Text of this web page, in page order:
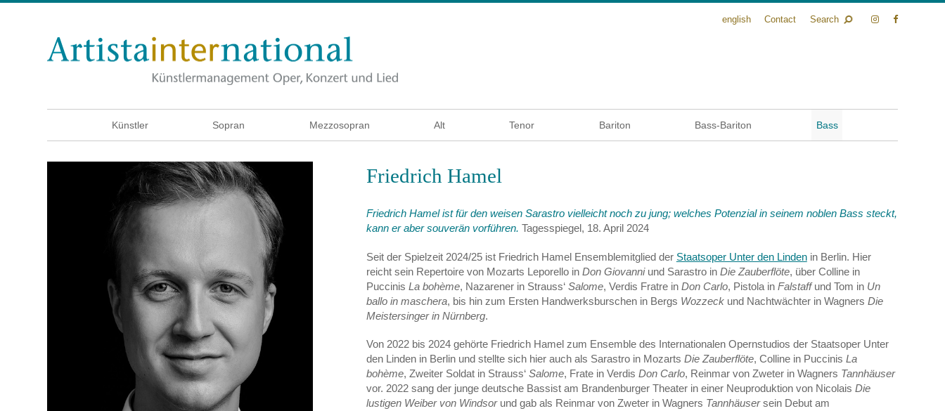
english Contact Search
Künstler Sopran Mezzosopran Alt Tenor Bariton Bass-Bariton Bass
Friedrich Hamel
Friedrich Hamel ist für den weisen Sarastro vielleicht noch zu jung; welches Potenzial in seinem noblen Bass steckt,
kann er aber souverän vorführen. Tagesspiegel, 18. April 2024
Seit der Spielzeit 2024/25 ist Friedrich Hamel Ensemblemitglied der Staatsoper Unter den Lindenin Berlin. Hier
reicht sein Repertoire von Mozarts Leporello in Don Giovanniund Sarastro in Die Zauberflöte, über Colline in
Puccinis La bohème, Nazarener in Strauss‘ Salome, Verdis Fratre in Don Carlo, Pistola in Falstaffund Tom in Un
ballo in maschera, bis hin zum Ersten Handwerksburschen in Bergs Wozzeckund Nachtwächter in Wagners Die
Meistersinger in Nürnberg.
Von 2022 bis 2024 gehörte Friedrich Hamel zum Ensemble des Internationalen Opernstudios der Staatsoper Unter
den Linden in Berlin und stellte sich hier auch als Sarastro in Mozarts Die Zauberflöte, Colline in Puccinis La
bohème, Zweiter Soldat in Strauss‘ Salome, Frate in Verdis Don Carlo, Reinmar von Zweter in Wagners Tannhäuser
vor. 2022 sang der junge deutsche Bassist am Brandenburger Theater in einer Neuproduktion von Nicolais Die
lustigen Weiber von Windsorund gab als Reinmar von Zweter in Wagners Tannhäusersein Debut am